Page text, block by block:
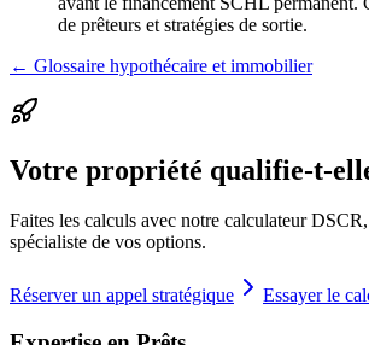
de prêteurs et stratégies de sortie.
← Glossaire hypothécaire et immobilier
Votre propriété qualifie-t-
Faites les calculs avec notre calculateur
spécialiste de vos options.
Réserver un appel stratégique Essayer le